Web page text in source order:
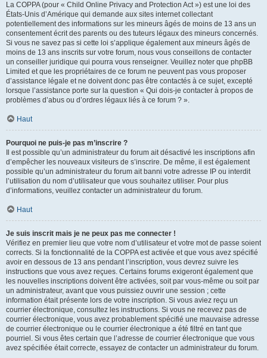
La COPPA (pour « Child Online Privacy and Protection Act ») est une loi des
États-Unis d’Amérique qui demande aux sites internet collectant
potentiellement des informations sur les mineurs âgés de moins de 13 ans un
consentement écrit des parents ou des tuteurs légaux des mineurs concernés.
Si vous ne savez pas si cette loi s’applique également aux mineurs âgés de
moins de 13 ans inscrits sur votre forum, nous vous conseillons de contacter
un conseiller juridique qui pourra vous renseigner. Veuillez noter que phpBB
Limited et que les propriétaires de ce forum ne peuvent pas vous proposer
d’assistance légale et ne doivent donc pas être contactés à ce sujet, excepté
lorsque l’assistance porte sur la question « Qui dois-je contacter à propos de
problèmes d’abus ou d’ordres légaux liés à ce forum ? ».
Haut
Pourquoi ne puis-je pas m’inscrire ?
Il est possible qu’un administrateur du forum ait désactivé les inscriptions afin
d’empêcher les nouveaux visiteurs de s’inscrire. De même, il est également
possible qu’un administrateur du forum ait banni votre adresse IP ou interdit
l’utilisation du nom d’utilisateur que vous souhaitez utiliser. Pour plus
d’informations, veuillez contacter un administrateur du forum.
Haut
Je suis inscrit mais je ne peux pas me connecter !
Vérifiez en premier lieu que votre nom d’utilisateur et votre mot de passe soient
corrects. Si la fonctionnalité de la COPPA est activée et que vous avez spécifié
avoir en dessous de 13 ans pendant l’inscription, vous devrez suivre les
instructions que vous avez reçues. Certains forums exigeront également que
les nouvelles inscriptions doivent être activées, soit par vous-même ou soit par
un administrateur, avant que vous puissiez ouvrir une session ; cette
information était présente lors de votre inscription. Si vous aviez reçu un
courrier électronique, consultez les instructions. Si vous ne recevez pas de
courrier électronique, vous avez probablement spécifié une mauvaise adresse
de courrier électronique ou le courrier électronique a été filtré en tant que
pourriel. Si vous êtes certain que l’adresse de courrier électronique que vous
avez spécifiée était correcte, essayez de contacter un administrateur du forum.